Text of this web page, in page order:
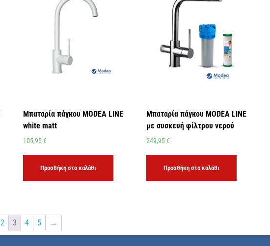
Μπαταρία πάγκου MODEA LINE
white matt
105,95€
Προσθήκη στο καλάθι
Μπαταρία πάγκου MODEA LINE
με συσκευή φίλτρου νερού
249,95€
Προσθήκη στο καλάθι
2 3 4 5 →